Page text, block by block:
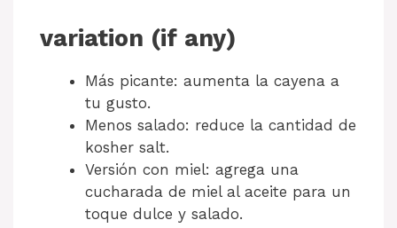
variation (if any)
Más picante: aumenta la cayena a
tu gusto.
Menos salado: reduce la cantidad de
kosher salt.
Versión con miel: agrega una
cucharada de miel al aceite para un
toque dulce y salado.